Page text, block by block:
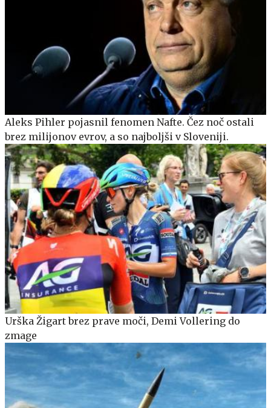
Aleks Pihler pojasnil fenomen Nafte. Čez noč ostali
brez milijonov evrov, a so najboljši v Sloveniji.
Urška Žigart brez prave moči, Demi Vollering do
zmage